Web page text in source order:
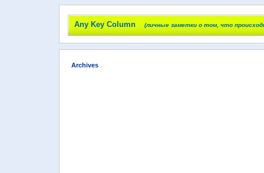
Any Key Column (личные заметки о том, что
Archives